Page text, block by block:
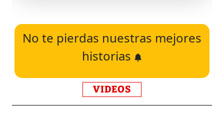
No te pierdas nuestras mejores
historias
VIDEOS